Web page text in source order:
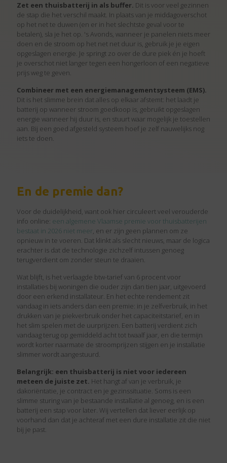
Zet een thuisbatterij in als buffer. Dit is voor veel gezinnen
de stap die het verschil maakt. In plaats van je middagoverschot
op het net te duwen (en er in het slechtste geval voor te
betalen), sla je het op. 's Avonds, wanneer je panelen niets meer
doen en de stroom op het net net duur is, gebruik je je eigen
opgeslagen energie. Je springt zo over de dure piek én je hoeft
je overschot niet langer tegen een hongerloon of een negatieve
prijs weg te geven.
Combineer met een energiemanagementsysteem (EMS).
Dit is het slimme brein dat alles op elkaar afstemt: het laadt je
batterij op wanneer stroom goedkoop is, gebruikt opgeslagen
energie wanneer hij duur is, en stuurt waar mogelijk je toestellen
aan. Bij een goed afgesteld systeem hoef je zelf nauwelijks nog
iets te doen.
En de premie dan?
Voor de duidelijkheid, want ook hier circuleert veel verouderde
info online: een algemene Vlaamse premie voor thuisbatterijen
bestaat in 2026 niet meer, en er zijn geen plannen om ze
opnieuw in te voeren. Dat klinkt als slecht nieuws, maar de logica
erachter is dat de technologie zichzelf intussen genoeg
terugverdient om zonder steun te draaien.
Wat blijft, is het verlaagde btw-tarief van 6 procent voor
installaties bij woningen die ouder zijn dan tien jaar, uitgevoerd
door een erkend installateur. En het echte rendement zit
vandaag in iets anders dan een premie: in je zelfverbruik, in het
drukken van je piekverbruik onder het capaciteitstarief, en in
het slim spelen met de uurprijzen. Een batterij verdient zich
vandaag terug op gemiddeld acht tot twaalf jaar, en die termijn
wordt korter naarmate de stroomprijzen stijgen en je installatie
slimmer wordt aangestuurd.
Belangrijk: een thuisbatterij is niet voor iedereen
meteen de juiste zet. Het hangt af van je verbruik, je
dakoriëntatie, je contract en je gezinssituatie. Soms is een
slimme sturing van je bestaande installatie al genoeg, en is een
batterij een stap voor later. Wij vertellen dat liever eerlijk op
voorhand dan dat je achteraf met een dure installatie zit die niet
bij je past.